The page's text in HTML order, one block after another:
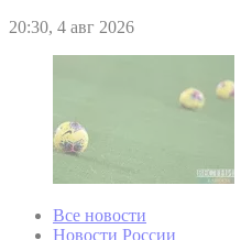
20:30, 4 авг 2026
Все новости
Новости России